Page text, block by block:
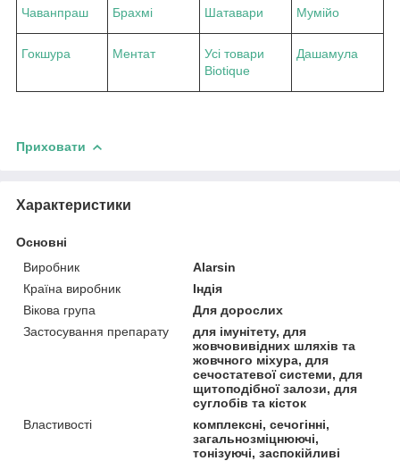
Чаванпраш Брахмі Шатавари Мумійо
Гокшура Ментат
Усі товари
Biotique
Дашамула
Приховати
Характеристики
Основні
Виробник
Alarsin
Країна виробник
Індія
Вікова група
Для дорослих
Застосування препарату
для імунітету, для
жовчовивідних шляхів та
жовчного міхура, для
сечостатевої системи, для
щитоподібної залози, для
суглобів та кісток
Властивості
комплексні, сечогінні,
загальнозміцнюючі,
тонізуючі, заспокійливі